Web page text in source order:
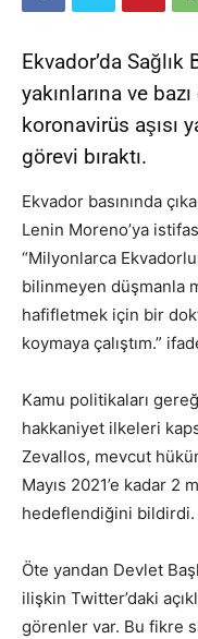
Ekvador’da
yakınlarına ve
koronavirüs aşısı
görevi bıraktı.
Ekvador basınında
Lenin Moreno’ya
“Milyonlarca
bilinmeyen düşmanla
hafifletmek için bir
koymaya çalıştım.”
Kamu politikaları
hakkaniyet ilkeleri
Zevallos, mevcut
Mayıs 2021’e kadar 2
hedeflendiğini bildirdi.
Öte yandan Devlet
ilişkin Twitter’daki
görenler var. Bu fikre